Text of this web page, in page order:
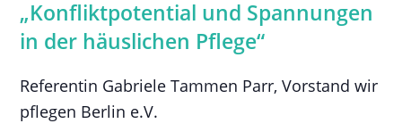
„Konfliktpotential und Spannungen
in der häuslichen Pflege“
Referentin Gabriele Tammen Parr, Vorstand wir
pflegen Berlin e.V.